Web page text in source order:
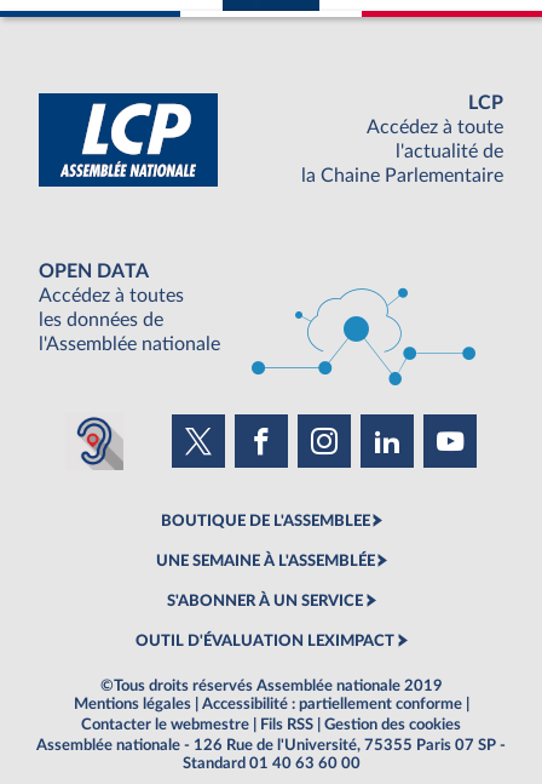
LCP
Accédez à toute
l'actualité de
la Chaine Parlementaire
OPEN DATA
Accédez à toutes
les données de
l'Assemblée nationale
BOUTIQUE DE L'ASSEMBLEE
UNE SEMAINE À L'ASSEMBLÉE
S'ABONNER À UN SERVICE
OUTIL D'ÉVALUATION LEXIMPACT
©Tous droits réservés Assemblée nationale 2019
Mentions légales
Accessibilité : partiellement conforme
Contacter le webmestre
Fils RSS
Gestion des cookies
Assemblée nationale - 126 Rue de l'Université, 75355 Paris 07 SP -
Standard 01 40 63 60 00